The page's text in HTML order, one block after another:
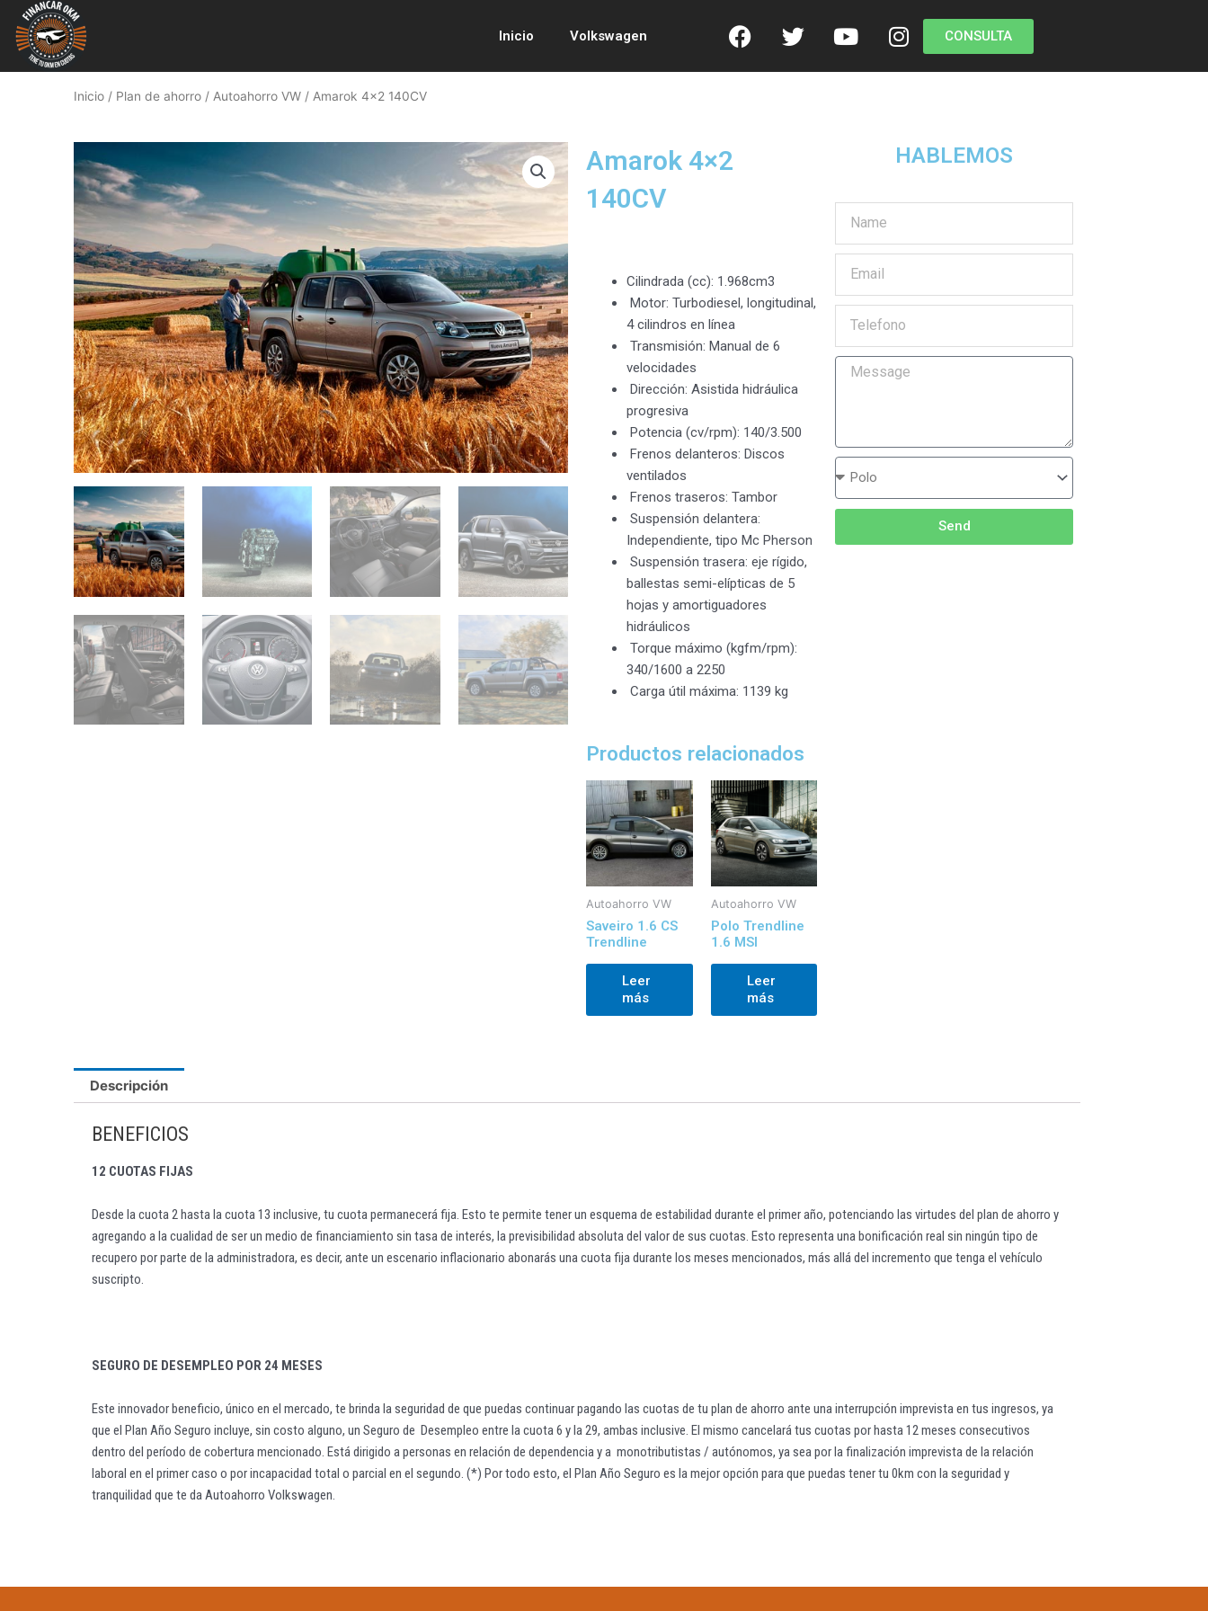
Inicio Volkswagen CONSULTA
Inicio / Plan de ahorro / Autoahorro VW / Amarok 4×2 140CV
Amarok 4×2
140CV
Cilindrada (cc): 1.968cm3
Motor: Turbodiesel, longitudinal,
4 cilindros en línea
Transmisión: Manual de 6
velocidades
Dirección: Asistida hidráulica
progresiva
Potencia (cv/rpm): 140/3.500
Frenos delanteros: Discos
ventilados
Frenos traseros: Tambor
Suspensión delantera:
Independiente, tipo Mc Pherson
Suspensión trasera: eje rígido,
ballestas semi-elípticas de 5
hojas y amortiguadores
hidráulicos
Torque máximo (kgfm/rpm):
340/1600 a 2250
Carga útil máxima: 1139 kg
Productos relacionados
Autoahorro VW
Saveiro 1.6 CS
Trendline
Leer
más
Autoahorro VW
Polo Trendline
1.6 MSI
Leer
más
HABLEMOS
Send
Descripción
BENEFICIOS
12 CUOTAS FIJAS
Desde la cuota 2 hasta la cuota 13 inclusive, tu cuota permanecerá fija. Esto te permite tener un esquema de estabilidad durante el primer año, potenciando las virtudes del plan de ahorro y
agregando a la cualidad de ser un medio de financiamiento sin tasa de interés, la previsibilidad absoluta del valor de sus cuotas. Esto representa una bonificación real sin ningún tipo de
recupero por parte de la administradora, es decir, ante un escenario inflacionario abonarás una cuota fija durante los meses mencionados, más allá del incremento que tenga el vehículo
suscripto.
SEGURO DE DESEMPLEO POR 24 MESES
Este innovador beneficio, único en el mercado, te brinda la seguridad de que puedas continuar pagando las cuotas de tu plan de ahorro ante una interrupción imprevista en tus ingresos, ya
que el Plan Año Seguro incluye, sin costo alguno, un Seguro de Desempleo entre la cuota 6 y la 29, ambas inclusive. El mismo cancelará tus cuotas por hasta 12 meses consecutivos
dentro del período de cobertura mencionado. Está dirigido a personas en relación de dependencia y a monotributistas / autónomos, ya sea por la finalización imprevista de la relación
laboral en el primer caso o por incapacidad total o parcial en el segundo. (*) Por todo esto, el Plan Año Seguro es la mejor opción para que puedas tener tu 0km con la seguridad y
tranquilidad que te da Autoahorro Volkswagen.